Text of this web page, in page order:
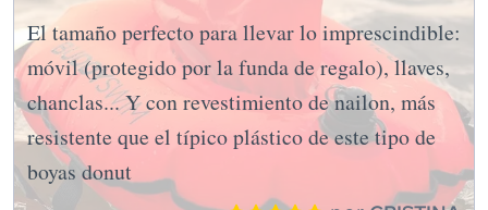
El tamaño perfecto para llevar lo imprescindible:
móvil (protegido por la funda de regalo), llaves,
chanclas... Y con revestimiento de nailon, más
resistente que el típico plástico de este tipo de
boyas donut